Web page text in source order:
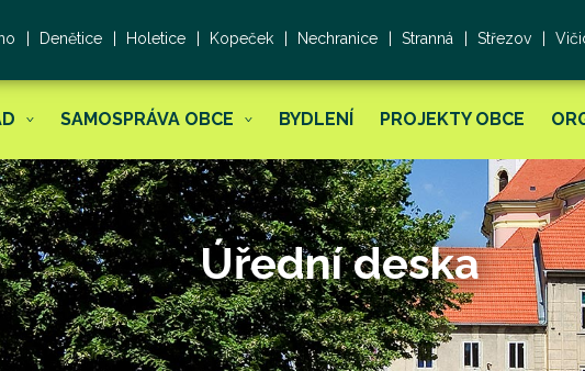
Denětice Holetice Kopeček Nechranice Stranná Střezov
SAMOSPRÁVA OBCE BYDLENÍ PROJEKTY OBCE
Úřední deska